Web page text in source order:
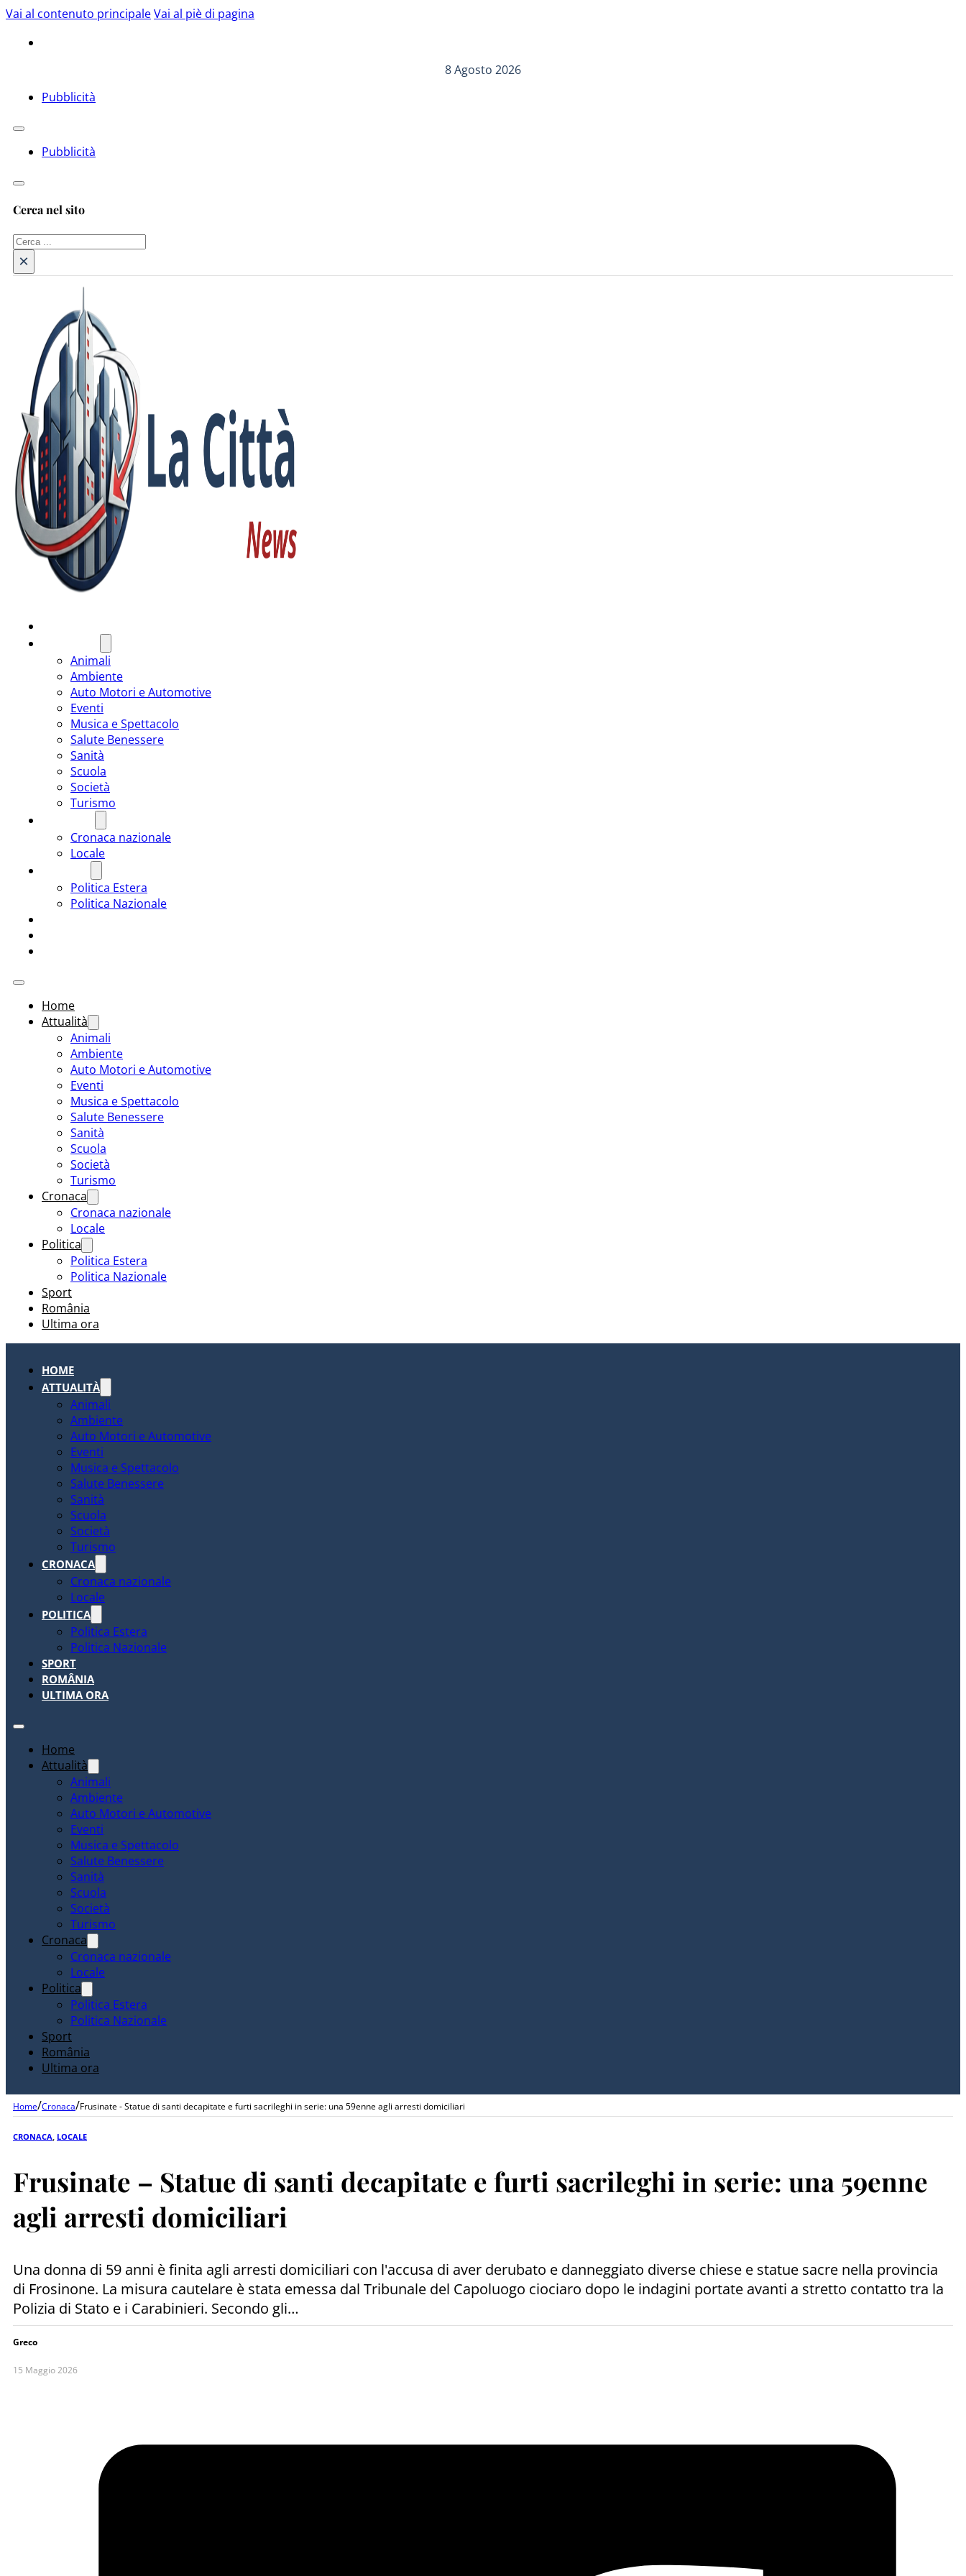
Vai al contenuto principaleVai al piè di pagina
8 Agosto 2026
Pubblicità
Pubblicità
Cerca nel sito
Cerca
×
Animali
Ambiente
Auto Motori e Automotive
Eventi
Musica e Spettacolo
Salute Benessere
Sanità
Scuola
Società
Turismo
Cronaca nazionale
Locale
Politica Estera
Politica Nazionale
Home
Attualità
Animali
Ambiente
Auto Motori e Automotive
Eventi
Musica e Spettacolo
Salute Benessere
Sanità
Scuola
Società
Turismo
Cronaca
Cronaca nazionale
Locale
Politica
Politica Estera
Politica Nazionale
Sport
România
Ultima ora
HOME
ATTUALITÀ
Animali
Ambiente
Auto Motori e Automotive
Eventi
Musica e Spettacolo
Salute Benessere
Sanità
Scuola
Società
Turismo
CRONACA
Cronaca nazionale
Locale
POLITICA
Politica Estera
Politica Nazionale
SPORT
ROMÂNIA
ULTIMA ORA
Home
Attualità
Animali
Ambiente
Auto Motori e Automotive
Eventi
Musica e Spettacolo
Salute Benessere
Sanità
Scuola
Società
Turismo
Cronaca
Cronaca nazionale
Locale
Politica
Politica Estera
Politica Nazionale
Sport
România
Ultima ora
Home/Cronaca/Frusinate - Statue di santi decapitate e furti sacrileghi in serie: una 59enne agli arresti domiciliari
CRONACA LOCALE
Frusinate – Statue di santi decapitate e furti sacrileghi in serie: una 59enne
agli arresti domiciliari
Una donna di 59 anni è finita agli arresti domiciliari con l'accusa di aver derubato e danneggiato diverse chiese e statue sacre nella provincia
di Frosinone. La misura cautelare è stata emessa dal Tribunale del Capoluogo ciociaro dopo le indagini portate avanti a stretto contatto tra la
Polizia di Stato e i Carabinieri. Secondo gli…
Greco
15 Maggio 2026